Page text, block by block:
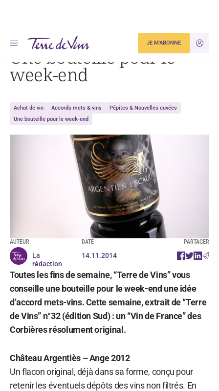
JE
JE M'ABONNE
Accueil Dégustation Une bouteille pour le week-end
Une bouteille pour le
week-end
Achat de vin Accords mets & vins
Pépites & Nouvelles cuvées
Une bouteille pour le week-end
AUTEUR
La
rédaction
DATE
14.11.2014
PARTAGER
Toutes les fins de semaine, “Terre de Vins” vous
conseille une bouteille pour le week-end une idée
d’accord mets-vins. Cette semaine, extrait de “Terre
de Vins” n°32 (édition Sud) : un “Vin de France” des
Corbières résolument original.
Château Argentiès – Ange 2012
Un flacon original, déjà dans sa forme, conçu pour
retenir les éventuels dépôts des vins non filtrés. En